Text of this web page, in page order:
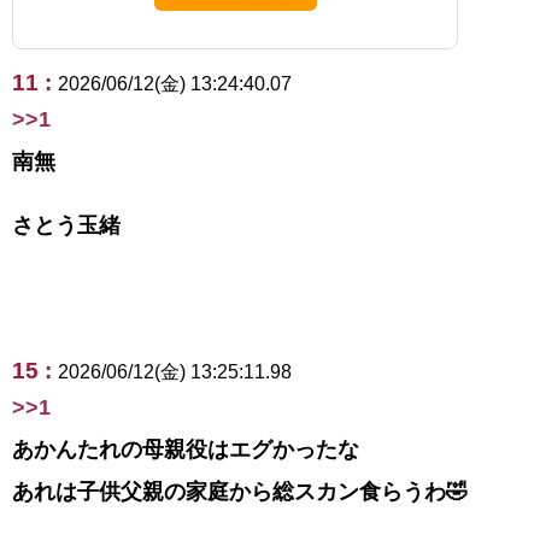
11 : 2026/06/12(金) 13:24:40.07
>>1
南無
さとう玉緒
15 : 2026/06/12(金) 13:25:11.98
>>1
あかんたれの母親役はエグかったな
あれは子供父親の家庭から総スカン食らうわ🤣